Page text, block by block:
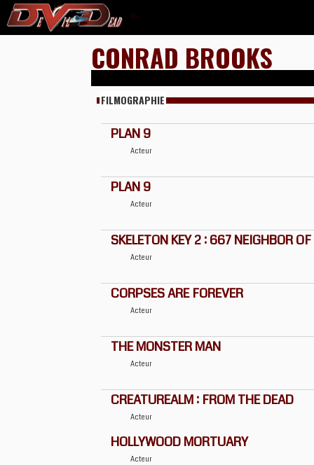
CONRAD BROOKS
FILMOGRAPHIE
PLAN 9
Acteur
PLAN 9
Acteur
SKELETON KEY 2 : 667 NEIGHBOR
Acteur
CORPSES ARE FOREVER
Acteur
THE MONSTER MAN
Acteur
CREATUREALM : FROM THE DEAD
Acteur
HOLLYWOOD MORTUARY
Acteur